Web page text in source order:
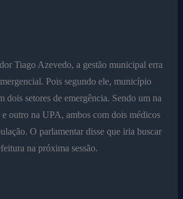
Tiago Azevedo, a gestão municipal erra
Pois segundo ele, município
dois setores de emergência. Sendo um na
outro na UPA, ambos com dois médicos
O parlamentar disse que iria buscar
na próxima sessão.